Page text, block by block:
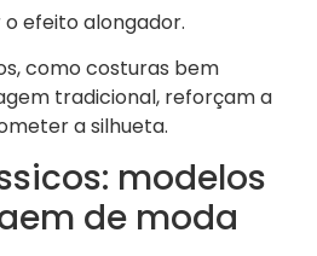
efeito alongador.
como costuras bem
tradicional, reforçam a
a silhueta.
modelos
de moda